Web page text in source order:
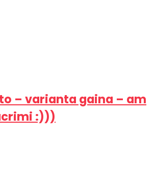
– varianta gaina – am
:)))